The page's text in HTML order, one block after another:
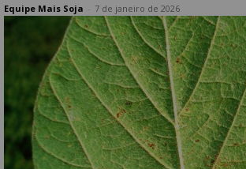
Equipe Mais Soja 7 de janeiro de 2026